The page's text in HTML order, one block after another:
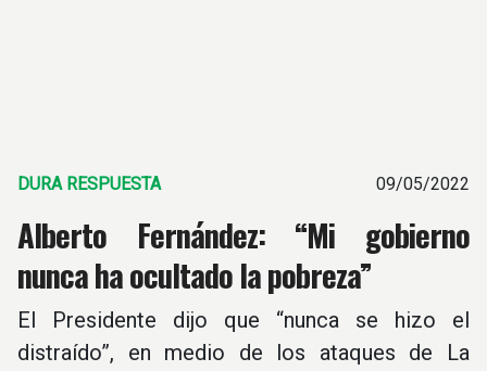
DURA RESPUESTA 09/05/2022
Alberto Fernández: “Mi gobierno
nunca ha ocultado la pobreza”
El Presidente dijo que “nunca se hizo el
distraído”, en medio de los ataques de La